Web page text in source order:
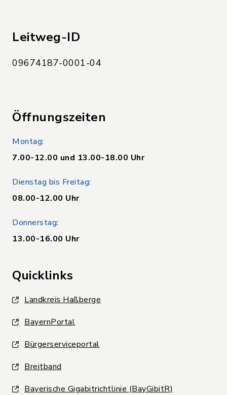
Leitweg-ID
09674187-0001-04
Öffnungszeiten
Montag:
7.00-12.00 und 13.00-18.00 Uhr
Dienstag bis Freitag:
08.00-12.00 Uhr
Donnerstag:
13.00-16.00 Uhr
Quicklinks
Landkreis Haßberge
BayernPortal
Bürgerserviceportal
Breitband
Bayerische Gigabitrichtlinie (BayGibitR)